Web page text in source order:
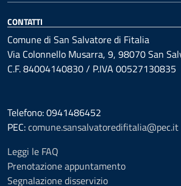
CONTATTI
Comune di San Salvatore di Fitalia
Via Colonnello Musarra, 9, 98070 San
C.F. 84004140830 / P.IVA 00527130835
Telefono: 0941486452
PEC:comune.sansalvatoredifitalia@pec.it
Leggi le FAQ
Prenotazione appuntamento
Segnalazione disservizio